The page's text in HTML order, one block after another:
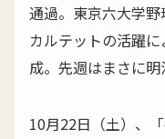
通過。東京六大学
カルテットの活躍
成。先週はまさに明
10月22日（土）、